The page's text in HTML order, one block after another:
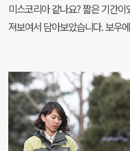
미스코리아 같나요? 짧은 기간
져보여서 담아보았습니다. 보우